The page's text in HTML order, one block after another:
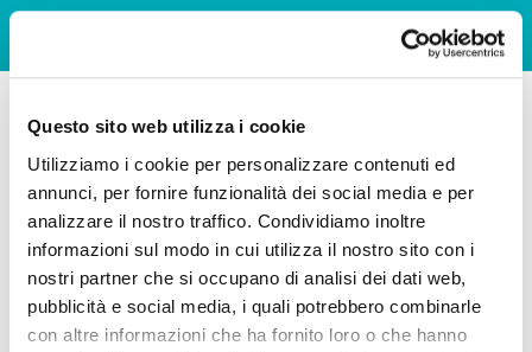
Questo sito web utilizza i cookie
Utilizziamo i cookie per personalizzare contenuti ed
annunci, per fornire funzionalità dei social media e per
analizzare il nostro traffico. Condividiamo inoltre
informazioni sul modo in cui utilizza il nostro sito con i
nostri partner che si occupano di analisi dei dati web,
pubblicità e social media, i quali potrebbero combinarle
con altre informazioni che ha fornito loro o che hanno